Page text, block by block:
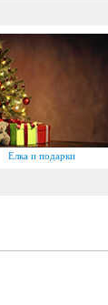
Елка и подарки